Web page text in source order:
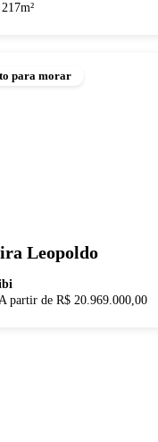
para morar
Leopoldo
partir de R$ 20.969.000,00